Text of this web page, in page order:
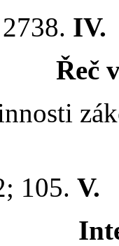
IV.
Řeč
105. V.